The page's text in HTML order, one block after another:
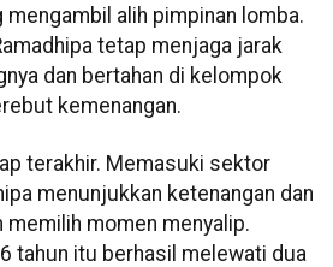
mengambil alih pimpinan lomba.
tetap menjaga jarak
dan bertahan di kelompok
kemenangan.
terakhir. Memasuki sektor
menunjukkan ketenangan dan
memilih momen menyalip.
tahun itu berhasil melewati dua